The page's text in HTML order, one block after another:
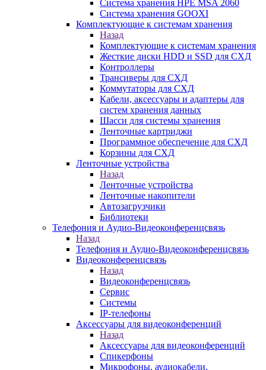
Система хранения HPE MSA 2060
Система хранения GOOXI
Комплектующие к системам хранения
Назад
Комплектующие к системам хранения
Жесткие диски HDD и SSD для СХД
Контроллеры
Трансиверы для СХД
Коммутаторы для СХД
Кабели, аксессуары и адаптеры для
систем хранения данных
Шасси для системы хранения
Ленточные картриджи
Программное обеспечение для СХД
Корзины для СХД
Ленточные устройства
Назад
Ленточные устройства
Ленточные накопители
Автозагрузчики
Библиотеки
Телефония и Аудио-Видеоконференцсвязь
Назад
Телефония и Аудио-Видеоконференцсвязь
Видеоконференцсвязь
Назад
Видеоконференцсвязь
Сервис
Системы
IP-телефоны
Аксессуары для видеоконференций
Назад
Аксессуары для видеоконференций
Спикерфоны
Микрофоны, аудиокабели,